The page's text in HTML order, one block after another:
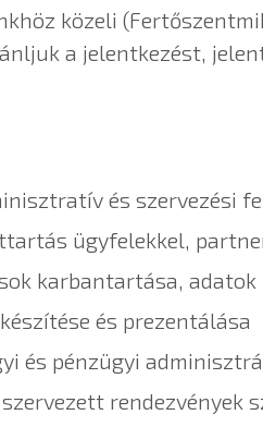
közeli
a jelentkezést,
és szervezési
ügyfelekkel,
karbantartása, adatok
és prezentálása
és pénzügyi
rendezvények